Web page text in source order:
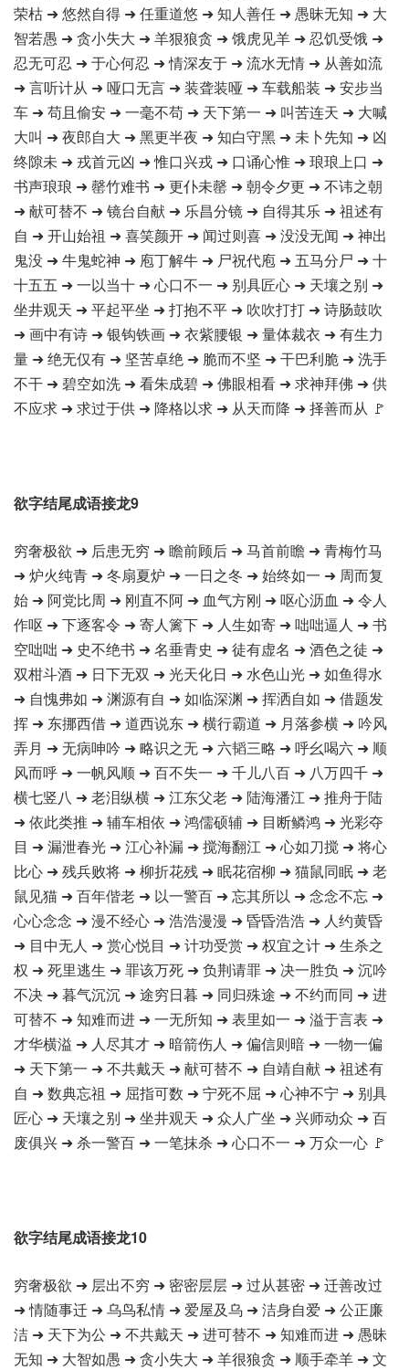
荣枯 ➜ 悠然自得 ➜ 任重道悠 ➜ 知人善任 ➜ 愚昧无知 ➜ 大
智若愚 ➜ 贪小失大 ➜ 羊狠狼贪 ➜ 饿虎见羊 ➜ 忍饥受饿 ➜
忍无可忍 ➜ 于心何忍 ➜ 情深友于 ➜ 流水无情 ➜ 从善如流
➜ 言听计从 ➜ 哑口无言 ➜ 装聋装哑 ➜ 车载船装 ➜ 安步当
车 ➜ 苟且偷安 ➜ 一毫不苟 ➜ 天下第一 ➜ 叫苦连天 ➜ 大喊
大叫 ➜ 夜郎自大 ➜ 黑更半夜 ➜ 知白守黑 ➜ 未卜先知 ➜ 凶
终隙未 ➜ 戎首元凶 ➜ 惟口兴戎 ➜ 口诵心惟 ➜ 琅琅上口 ➜
书声琅琅 ➜ 罄竹难书 ➜ 更仆未罄 ➜ 朝令夕更 ➜ 不讳之朝
➜ 献可替不 ➜ 镜台自献 ➜ 乐昌分镜 ➜ 自得其乐 ➜ 祖述有
自 ➜ 开山始祖 ➜ 喜笑颜开 ➜ 闻过则喜 ➜ 没没无闻 ➜ 神出
鬼没 ➜ 牛鬼蛇神 ➜ 庖丁解牛 ➜ 尸祝代庖 ➜ 五马分尸 ➜ 十
十五五 ➜ 一以当十 ➜ 心口不一 ➜ 别具匠心 ➜ 天壤之别 ➜
坐井观天 ➜ 平起平坐 ➜ 打抱不平 ➜ 吹吹打打 ➜ 诗肠鼓吹
➜ 画中有诗 ➜ 银钩铁画 ➜ 衣紫腰银 ➜ 量体裁衣 ➜ 有生力
量 ➜ 绝无仅有 ➜ 坚苦卓绝 ➜ 脆而不坚 ➜ 干巴利脆 ➜ 洗手
不干 ➜ 碧空如洗 ➜ 看朱成碧 ➜ 佛眼相看 ➜ 求神拜佛 ➜ 供
不应求 ➜ 求过于供 ➜ 降格以求 ➜ 从天而降 ➜ 择善而从 🚩
欲字结尾成语接龙9
穷奢极欲 ➜ 后患无穷 ➜ 瞻前顾后 ➜ 马首前瞻 ➜ 青梅竹马
➜ 炉火纯青 ➜ 冬扇夏炉 ➜ 一日之冬 ➜ 始终如一 ➜ 周而复
始 ➜ 阿党比周 ➜ 刚直不阿 ➜ 血气方刚 ➜ 呕心沥血 ➜ 令人
作呕 ➜ 下逐客令 ➜ 寄人篱下 ➜ 人生如寄 ➜ 咄咄逼人 ➜ 书
空咄咄 ➜ 史不绝书 ➜ 名垂青史 ➜ 徒有虚名 ➜ 酒色之徒 ➜
双柑斗酒 ➜ 日下无双 ➜ 光天化日 ➜ 水色山光 ➜ 如鱼得水
➜ 自愧弗如 ➜ 渊源有自 ➜ 如临深渊 ➜ 挥洒自如 ➜ 借题发
挥 ➜ 东挪西借 ➜ 道西说东 ➜ 横行霸道 ➜ 月落参横 ➜ 吟风
弄月 ➜ 无病呻吟 ➜ 略识之无 ➜ 六韬三略 ➜ 呼幺喝六 ➜ 顺
风而呼 ➜ 一帆风顺 ➜ 百不失一 ➜ 千儿八百 ➜ 八万四千 ➜
横七竖八 ➜ 老泪纵横 ➜ 江东父老 ➜ 陆海潘江 ➜ 推舟于陆
➜ 依此类推 ➜ 辅车相依 ➜ 鸿儒硕辅 ➜ 目断鳞鸿 ➜ 光彩夺
目 ➜ 漏泄春光 ➜ 江心补漏 ➜ 搅海翻江 ➜ 心如刀搅 ➜ 将心
比心 ➜ 残兵败将 ➜ 柳折花残 ➜ 眠花宿柳 ➜ 猫鼠同眠 ➜ 老
鼠见猫 ➜ 百年偕老 ➜ 以一警百 ➜ 忘其所以 ➜ 念念不忘 ➜
心心念念 ➜ 漫不经心 ➜ 浩浩漫漫 ➜ 昏昏浩浩 ➜ 人约黄昏
➜ 目中无人 ➜ 赏心悦目 ➜ 计功受赏 ➜ 权宜之计 ➜ 生杀之
权 ➜ 死里逃生 ➜ 罪该万死 ➜ 负荆请罪 ➜ 决一胜负 ➜ 沉吟
不决 ➜ 暮气沉沉 ➜ 途穷日暮 ➜ 同归殊途 ➜ 不约而同 ➜ 进
可替不 ➜ 知难而进 ➜ 一无所知 ➜ 表里如一 ➜ 溢于言表 ➜
才华横溢 ➜ 人尽其才 ➜ 暗箭伤人 ➜ 偏信则暗 ➜ 一物一偏
➜ 天下第一 ➜ 不共戴天 ➜ 献可替不 ➜ 自靖自献 ➜ 祖述有
自 ➜ 数典忘祖 ➜ 屈指可数 ➜ 宁死不屈 ➜ 心神不宁 ➜ 别具
匠心 ➜ 天壤之别 ➜ 坐井观天 ➜ 众人广坐 ➜ 兴师动众 ➜ 百
废俱兴 ➜ 杀一警百 ➜ 一笔抹杀 ➜ 心口不一 ➜ 万众一心 🚩
欲字结尾成语接龙10
穷奢极欲 ➜ 层出不穷 ➜ 密密层层 ➜ 过从甚密 ➜ 迁善改过
➜ 情随事迁 ➜ 乌鸟私情 ➜ 爱屋及乌 ➜ 洁身自爱 ➜ 公正廉
洁 ➜ 天下为公 ➜ 不共戴天 ➜ 进可替不 ➜ 知难而进 ➜ 愚昧
无知 ➜ 大智如愚 ➜ 贪小失大 ➜ 羊很狼贪 ➜ 顺手牵羊 ➜ 文